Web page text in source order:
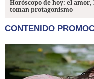
Horóscopo de hoy: el
toman protagonismo
CONTENIDO